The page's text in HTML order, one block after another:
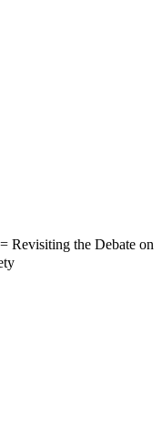
the Debate on